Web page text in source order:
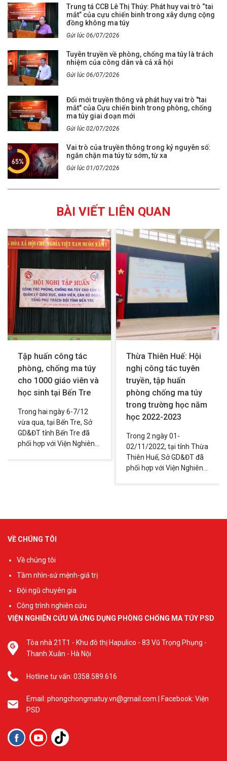
Trung tá CCB Lê Thị Thúy: Phát huy vai trò “tai
mắt” của cựu chiến binh trong xây dựng cộng
đồng không ma túy
Gửi lúc 06/07/2026
Tuyên truyền về phòng, chống ma túy là trách
nhiệm của công dân và cả xã hội
Gửi lúc 06/07/2026
Đổi mới truyền thông và phát huy vai trò "tai
mắt" của Cựu chiến binh trong phòng, chống
ma túy giai đoạn mới
Gửi lúc 02/07/2026
Vai trò của truyền thông trong kỷ nguyên số:
ngăn chặn ma túy từ sớm, từ xa
Gửi lúc 01/07/2026
BÀI VIẾT LIÊN QUAN
Tập huấn công tác
phòng, chống ma túy
cho 1000 giáo viên và
học sinh tại Bến Tre
Trong hai ngày 6-7/12
vừa qua, tại Bến Tre, Sở
GD&ĐT tỉnh Bến Tre đã
phối hợp với Viện Nghiên
viên và học sinh.
Thừa Thiên Huế: Hội
nghị công tác tuyên
truyền, tập huấn
phòng chống ma túy
trong trường học năm
học 2022-2023
Trong 2 ngày 01-
02/11/2022, tại tỉnh Thừa
Thiên Huế, Sở GD&ĐT đã
phối hợp với Viện Nghiên
năng phòng chống ma túy
VỀ CHÚNG TÔI
Về chúng tôi
Tầm nhìn-sứ mệnh-giá trị
Đội ngũ chuyên gia
Công trình nghiên cứu
VIỆN NGHIÊN CỨU VÀ ỨNG DỤNG PHÒNG CHỐNG MA TÚY PSD
Tòa nhà 21T1 - Khu đô thị Hapulico - 83 Vũ Trọng Phụng -
Thanh Xuân - Hà Nội
Hotline tư vấn: 0358.589.616
Email: phongchongmatuy.vn@gmail.com | Facebook: Viện
PSD